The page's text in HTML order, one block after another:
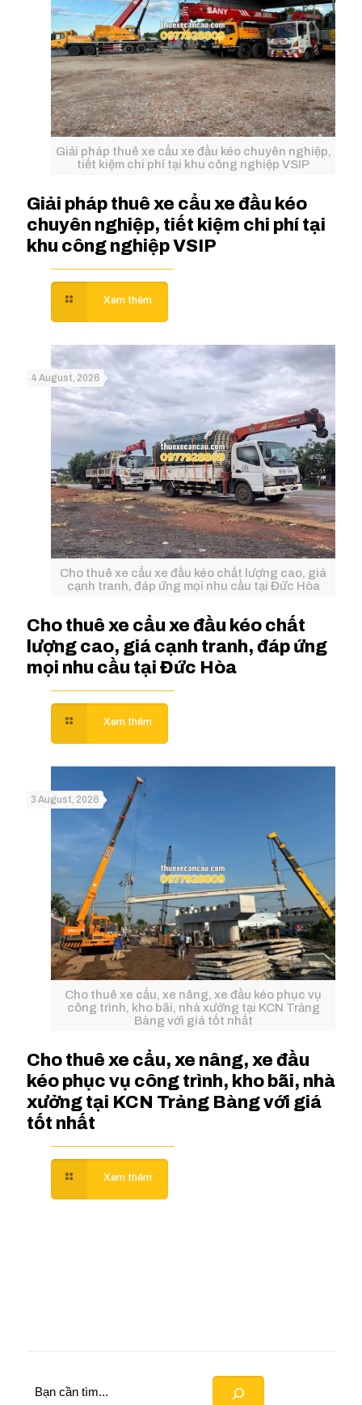
Giải pháp thuê xe cẩu xe đầu kéo chuyên nghiệp,
tiết kiệm chi phí tại khu công nghiệp VSIP
Giải pháp thuê xe cẩu xe đầu kéo
chuyên nghiệp, tiết kiệm chi phí tại
khu công nghiệp VSIP
Cho thuê xe cẩu xe đầu kéo chất lượng cao, giá
cạnh tranh, đáp ứng mọi nhu cầu tại Đức Hòa
4 August, 2026
Cho thuê xe cẩu xe đầu kéo chất
lượng cao, giá cạnh tranh, đáp ứng
mọi nhu cầu tại Đức Hòa
Cho thuê xe cẩu, xe nâng, xe đầu kéo phục vụ
công trình, kho bãi, nhà xưởng tại KCN Trảng
Bàng với giá tốt nhất
3 August, 2026
Cho thuê xe cẩu, xe nâng, xe đầu
kéo phục vụ công trình, kho bãi, nhà
xưởng tại KCN Trảng Bàng với giá
tốt nhất
Search